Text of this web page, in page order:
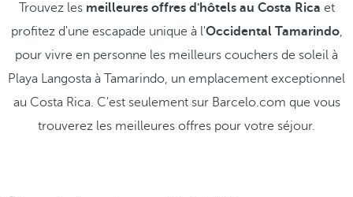
Trouvez les meilleures offres d'hôtels au Costa Rica et
profitez d'une escapade unique à l'Occidental Tamarindo,
pour vivre en personne les meilleurs couchers de soleil à
Playa Langosta à Tamarindo, un emplacement exceptionnel
au Costa Rica. C'est seulement sur Barcelo.com que vous
trouverez les meilleures offres pour votre séjour.